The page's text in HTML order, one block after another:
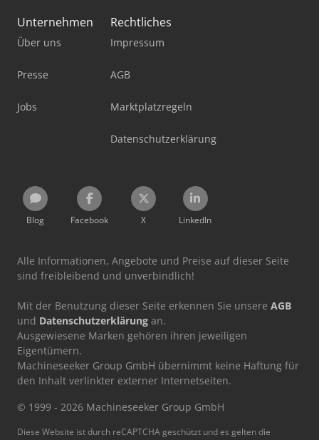
Unternehmen
Über uns
Presse
Jobs
Rechtliches
Impressum
AGB
Marktplatzregeln
Datenschutzerklärung
Blog Facebook X LinkedIn
Alle Informationen, Angebote und Preise auf dieser Seite
sind freibleibend und unverbindlich!
Mit der Benutzung dieser Seite erkennen Sie unsere AGB
und Datenschutzerklärung an.
Ausgewiesene Marken gehören ihren jeweiligen
Eigentümern.
Machineseeker Group GmbH übernimmt keine Haftung für
den Inhalt verlinkter externer Internetseiten.
© 1999 - 2026 Machineseeker Group GmbH
Diese Website ist durch reCAPTCHA geschützt und es gelten die